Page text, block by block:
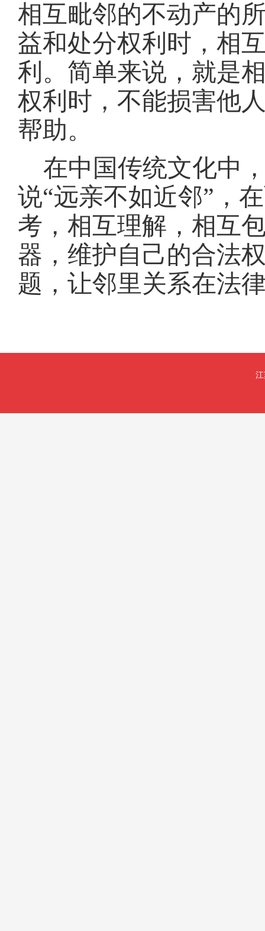
相互毗邻的不动产的
益和处分权利时，相
利。简单来说，就是
权利时，不能损害他
帮助。
在中国传统文化中
说“远亲不如近邻”，
考，相互理解，相互
器，维护自己的合法
题，让邻里关系在法